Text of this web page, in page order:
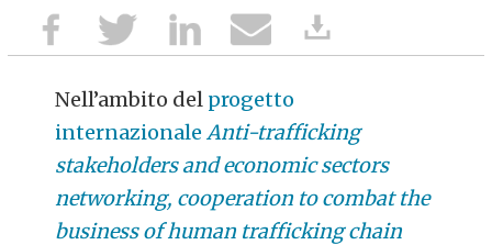
Nell’ambito del progetto
internazionaleAnti-trafficking
stakeholders and economic sectors
networking, cooperation to combat the
business of human trafficking chain